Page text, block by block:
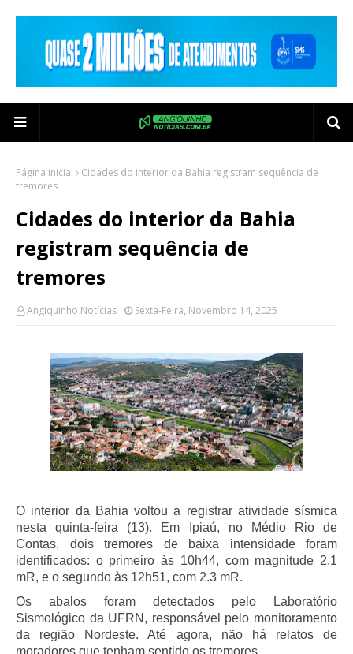
Página inicial
Cidades do interior da Bahia registram sequência de
tremores
Cidades do interior da Bahia
registram sequência de
tremores
Angiquinho Notícias Sexta-Feira, Novembro 14, 2025
O interior da Bahia voltou a registrar atividade sísmica
nesta quinta-feira (13). Em Ipiaú, no Médio Rio de
Contas, dois tremores de baixa intensidade foram
identificados: o primeiro às 10h44, com magnitude 2.1
mR, e o segundo às 12h51, com 2.3 mR.
Os abalos foram detectados pelo Laboratório
Sismológico da UFRN, responsável pelo monitoramento
da região Nordeste. Até agora, não há relatos de
moradores que tenham sentido os tremores.